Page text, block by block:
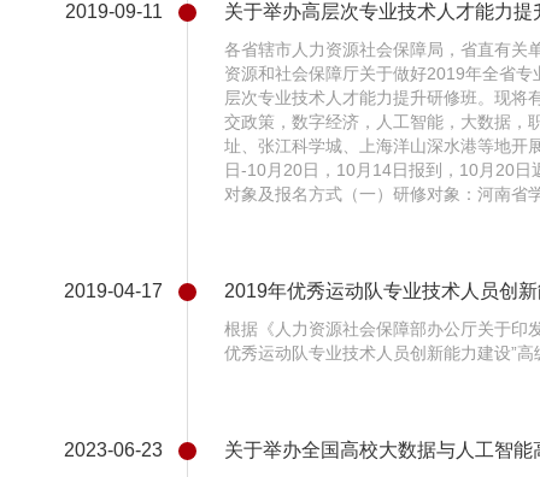
2019-09-11 关于举办高层次专业技术人才能力
各省辖市人力资源社会保障局，省直有关
资源和社会保障厅关于做好2019年全省
层次专业技术人才能力提升研修班。现将
交政策，数字经济，人工智能，大数据，
址、张江科学城、上海洋山深水港等地开
日-10月20日，10月14日报到，10月20
对象及报名方式（一）研修对象：河南省
2019-04-17 2019年优秀运动队专业技术人员创
根据《人力资源社会保障部办公厅关于印
优秀运动队专业技术人员创新能力建设”
2023-06-23 关于举办全国高校大数据与人工智能